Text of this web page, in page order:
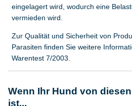
eingelagert wird, wodurch eine
vermieden wird.
Zur Qualität und Sicherheit von
Parasiten finden Sie weitere
Warentest 7/2003.
Wenn Ihr Hund von
ist...